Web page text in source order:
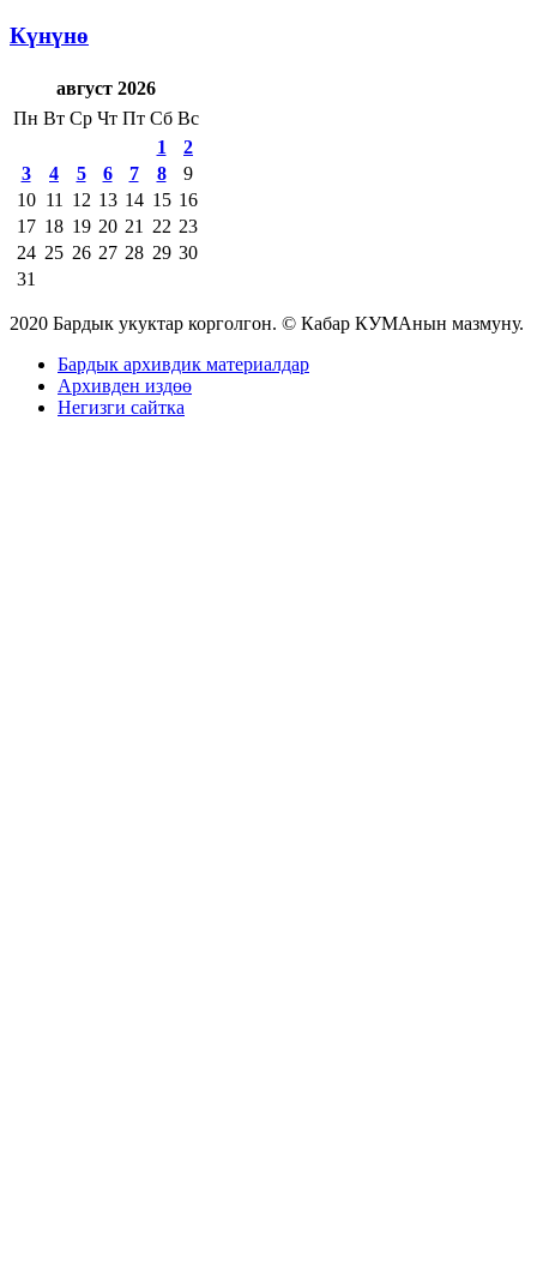
Күнүнө
август 2026
Пн Вт Ср Чт Пт Сб Вс
1
2
3
4 5 6 7 8
9
10 11 12 13 14 15 16
17 18 19 20 21 22 23
24 25 26 27 28 29 30
31
2020 Бардык укуктар корголгон. © Кабар КУМАнын мазмуну.
Бардык архивдик материалдар
Архивден издөө
Негизги сайтка